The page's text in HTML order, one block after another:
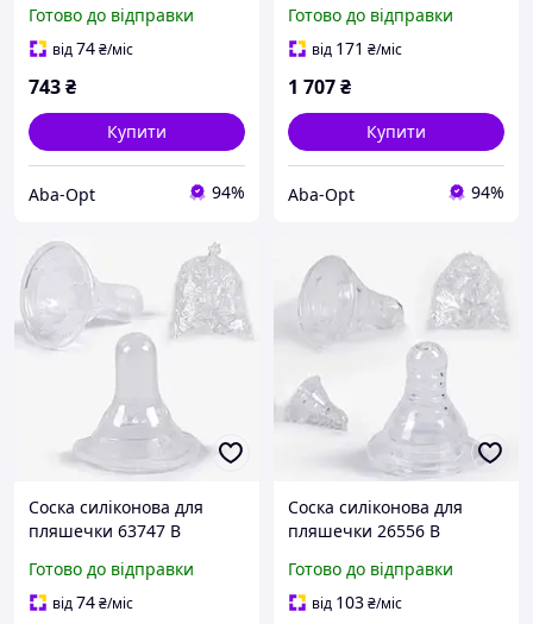
ЦІНА ЗА УПАКОВКУ,
"BIMBO"
Готово до відправки
від74₴/міс
743₴
Купити
Aba-Opt 94%
ЦІНА ЗА УПАКОВКУ,
"BIMBO"
Готово до відправки
від 171 ₴/міс
1 707₴
Купити
Aba-Opt 94%
Соска силіконова для
пляшечки 63747 В
ЦІНА ЗА УПАКОВКУ
BIMBO
Готово до відправки
від74₴/міс
Соска силіконова для
пляшечки 26556 В
ЦІНА ЗА УПАКОВКУ
BIMBO
Готово до відправки
від 103₴/міс